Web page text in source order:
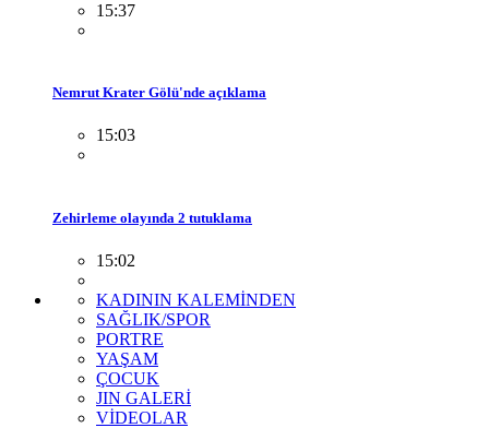
15:37
Nemrut Krater Gölü'nde açıklama
15:03
Zehirleme olayında 2 tutuklama
15:02
KADININ KALEMİNDEN
SAĞLIK/SPOR
PORTRE
YAŞAM
ÇOCUK
JIN GALERİ
VİDEOLAR